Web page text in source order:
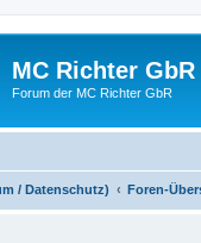
MC Richter GbR
Forum der MC Richter GbR
/ Datenschutz) Foren-